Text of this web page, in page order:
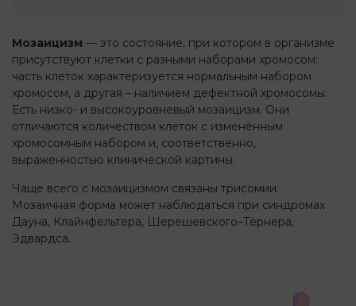
Мозаицизм — это состояние, при котором в организме
присутствуют клетки с разными наборами хромосом:
часть клеток характеризуется нормальным набором
хромосом, а другая – наличием дефектной хромосомы.
Есть низко- и высокоуровневый мозаицизм. Они
отличаются количеством клеток с изменённым
хромосомным набором и, соответственно,
выраженностью клинической картины.
Чаще всего с мозаицизмом связаны трисомии.
Мозаичная форма может наблюдаться при синдромах
Дауна, Клайнфельтера, Шерешевского–Тёрнера,
Эдвардса.